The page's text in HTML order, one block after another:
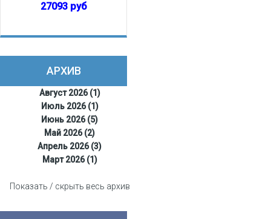
27093 руб
АРХИВ
Август 2026 (1)
Июль 2026 (1)
Июнь 2026 (5)
Май 2026 (2)
Апрель 2026 (3)
Март 2026 (1)
Показать / скрыть весь архив